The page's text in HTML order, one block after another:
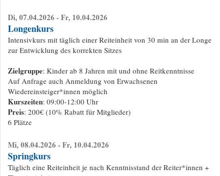
Di, 07.04.2026 - Fr, 10.04.2026
Longenkurs
Intensivkurs mit täglich einer Reiteinheit von 30 min an der Longe
zur Entwicklung des korrekten Sitzes
Zielgruppe: Kinder ab 8 Jahren mit und ohne Reitkenntnisse
Auf Anfrage auch Anmeldung von Erwachsenen
Wiedereinsteiger*innen möglich
Kurszeiten: 09:00-12:00 Uhr
Preis: 200€ (10% Rabatt für Mitglieder)
6 Plätze
Mi, 08.04.2026 - Fr, 10.04.2026
Springkurs
Täglich eine Reiteinheit je nach Kenntnisstand der Reiter*innen +